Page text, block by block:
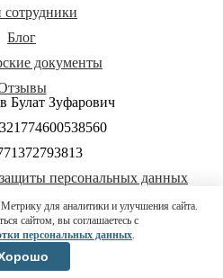
Блог
документы
Булат Зуфарович
персональных данных
персональных данных
материалов сайта
для аналитики и улучшения сайта.
сайтом, вы соглашаетесь с
персональных данных.